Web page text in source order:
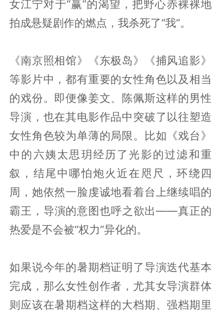
女江宁对于“赢”的渴望，把野心赤裸裸地
拍成悬疑剧作的燃点，我杀死了“我”。
《南京照相馆》《东极岛》《捕风追影》
等影片中，都有重要的女性角色以及相当
的戏份。即便像姜文、陈佩斯这样的男性
导演，也在其电影作品中突破了以往塑造
女性角色较为单薄的局限。比如《戏台》
中的六姨太思玥经历了光影的过滤和重
叙，结尾中哪怕炮火近在咫尺，环绕四
周，她依然一脸虔诚地看着台上继续唱的
霸王，导演的意图也呼之欲出——真正的
热爱是不会被“权力”异化的。
如果说今年的暑期档证明了导演迭代基本
完成，那么女性创作者，尤其女导演群体
则应该在暑期档这样的大档期、强档期里